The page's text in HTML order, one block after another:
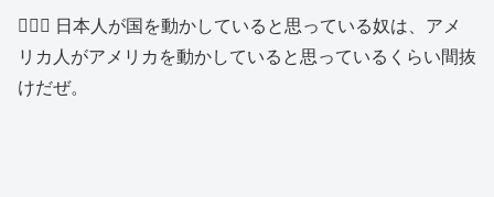
🙍🏻‍♂️ 日本人が国を動かしていると思っている奴は、アメ
リカ人がアメリカを動かしていると思っているくらい間抜
けだぜ。